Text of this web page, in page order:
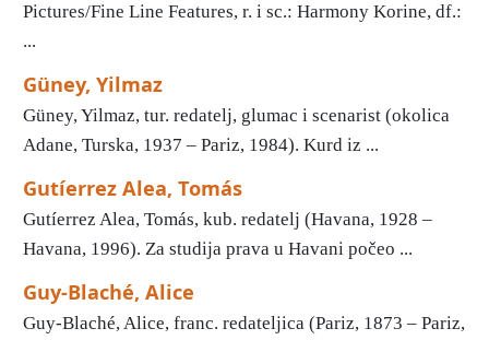
Pictures/Fine Line Features, r. i sc.: Harmony Korine, df.:
...
Güney, Yilmaz
Güney, Yilmaz, tur. redatelj, glumac i scenarist (okolica
Adane, Turska, 1937 – Pariz, 1984). Kurd iz ...
Gutíerrez Alea, Tomás
Gutíerrez Alea, Tomás, kub. redatelj (Havana, 1928 –
Havana, 1996). Za studija prava u Havani počeo ...
Guy-Blaché, Alice
Guy-Blaché, Alice, franc. redateljica (Pariz, 1873 – Pariz,